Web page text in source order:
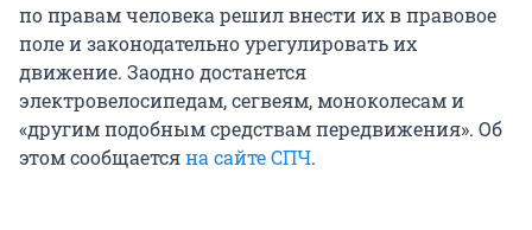
по правам человека решил внести их в правовое
поле и законодательно урегулировать их
движение. Заодно достанется
электровелосипедам, сегвеям, моноколесам и
«другим подобным средствам передвижения». Об
этом сообщаетсяна сайте СПЧ.